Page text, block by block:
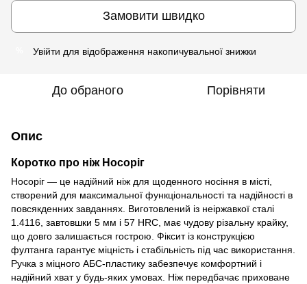
Замовити швидко
Увійти для відображення накопичувальної знижки
До обраного Порівняти
Опис
Коротко про ніж Носоріг
Носоріг — це надійний ніж для щоденного носіння в місті,
створений для максимальної функціональності та надійності в
повсякденних завданнях. Виготовлений із неіржавкої сталі
1.4116, завтовшки 5 мм і 57 HRC, має чудову різальну крайку,
що довго залишається гострою. Фіксит із конструкцією
фултанга гарантує міцність і стабільність під час використання.
Ручка з міцного АБС-пластику забезпечує комфортний і
надійний хват у будь-яких умовах. Ніж передбачає приховане